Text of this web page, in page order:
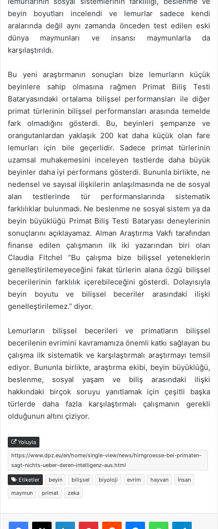
beyin boyutları incelendi ve lemurlar sadece kendi
aralarında değil aynı zamanda önceden test edilen eski
dünya maymunları ve insansı maymunlarla da
karşılaştırıldı.
Bu yeni araştırmanın sonuçları bize lemurların küçük
beyinlere sahip olmasına rağmen Primat Biliş Testi
Bataryasındaki ortalama bilişsel performansları ile diğer
primat türlerinin bilişsel performansları arasında temelde
fark olmadığını gösterdi. Bu, beyinleri şempanze ve
orangutanlardan yaklaşık 200 kat daha küçük olan fare
lemurları için bile geçerlidir. Sadece primat türlerinin
uzamsal muhakemesini inceleyen testlerde daha büyük
beyinler daha iyi performans gösterdi. Bununla birlikte, ne
nedensel ve sayısal ilişkilerin anlaşılmasında ne de sosyal
alan testlerinde tür performanslarında sistematik
farklılıklar bulunmadı. Ne beslenme ne sosyal sistem ya da
beyin büyüklüğü Primat Biliş Testi Bataryası deneylerinin
sonuçlarını açıklayamaz. Alman Araştırma Vakfı tarafından
finanse edilen çalışmanın ilk iki yazarından biri olan
Claudia Fitchel “Bu çalışma bize bilişsel yeteneklerin
genelleştirilemeyeceğini fakat türlerin alana özgü bilişsel
becerilerinin farklılık içerebileceğini gösterdi. Dolayısıyla
beyin boyutu ve bilişsel beceriler arasındaki ilişki
genelleştirilemez.” diyor.
Lemurların bilişsel becerileri ve primatların bilişsel
becerilenin evrimini kavramamıza önemli katkı sağlayan bu
çalışma ilk sistematik ve karşılaştırmalı araştırmayı temsil
ediyor. Bununla birlikte, araştırma ekibi, beyin büyüklüğü,
beslenme, sosyal yaşam ve biliş arasındaki ilişki
hakkındaki birçok soruyu yanıtlamak için çeşitli başka
türlerde daha fazla karşılaştırmalı çalışmanın gerekli
olduğunun altını çiziyor.
Yoluyla
https://www.dpz.eu/en/home/single-view/news/hirngroesse-bei-primaten-
sagt-nichts-ueber-deren-intelligenz-aus.html
Etiketler beyin bilişsel biyoloji evrim hayvan
İnsan
maymun
primat zeka
Facebook
X LinkedInPinterestReddit MessengerWhatsApp